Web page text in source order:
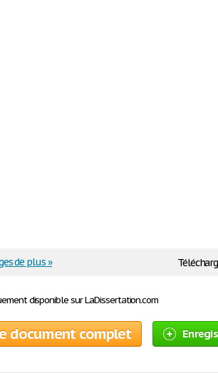
de plus »
disponible sur LaDissertation.com
document complet